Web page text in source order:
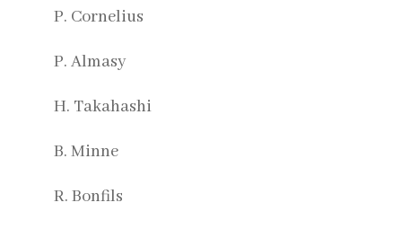
P. Cornelius
P. Almasy
H. Takahashi
B. Minne
R. Bonfils